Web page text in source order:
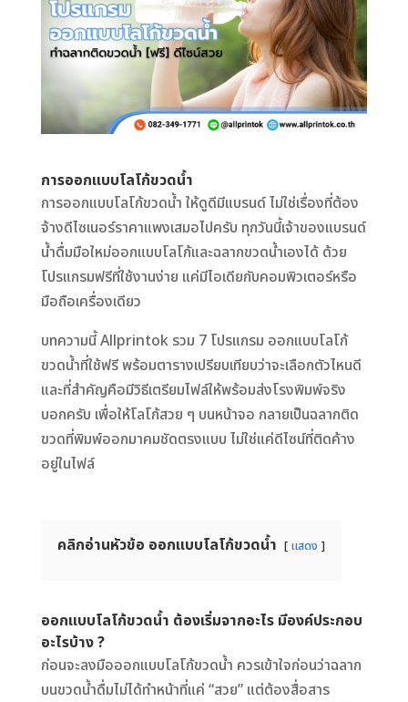
การออกแบบโลโก้ขวดน้ำ
การออกแบบโลโก้ขวดน้ำ ให้ดูดีมีแบรนด์ ไม่ใช่เรื่องที่ต้อง
จ้างดีไซเนอร์ราคาแพงเสมอไปครับ ทุกวันนี้เจ้าของแบรนด์
น้ำดื่มมือใหม่ออกแบบโลโก้และฉลากขวดน้ำเองได้ ด้วย
โปรแกรมฟรีที่ใช้งานง่าย แค่มีไอเดียกับคอมพิวเตอร์หรือ
มือถือเครื่องเดียว
บทความนี้ Allprintok รวม 7 โปรแกรม ออกแบบโลโก้
ขวดน้ำที่ใช้ฟรี พร้อมตารางเปรียบเทียบว่าจะเลือกตัวไหนดี
และที่สำคัญคือมีวิธีเตรียมไฟล์ให้พร้อมส่งโรงพิมพ์จริง
บอกครับ เพื่อให้โลโก้สวย ๆ บนหน้าจอ กลายเป็นฉลากติด
ขวดที่พิมพ์ออกมาคมชัดตรงแบบ ไม่ใช่แค่ดีไซน์ที่ติดค้าง
อยู่ในไฟล์
คลิกอ่านหัวข้อ ออกแบบโลโก้ขวดน้ำ แสดง
ออกแบบโลโก้ขวดน้ำ ต้องเริ่มจากอะไร มีองค์ประกอบ
อะไรบ้าง ?
ก่อนจะลงมือออกแบบโลโก้ขวดน้ำ ควรเข้าใจก่อนว่าฉลาก
บนขวดน้ำดื่มไม่ได้ทำหน้าที่แค่ “สวย” แต่ต้องสื่อสาร